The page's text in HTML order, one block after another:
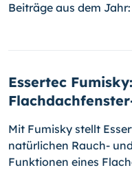
Beiträge aus dem Jahr:
Essertec
Mit Fumisky stellt
natürlichen Rauch-
Funktionen eines